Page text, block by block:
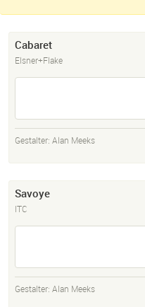
Cabaret
Elsner+Flake
Gestalter: Alan Meeks
Savoye
ITC
Gestalter: Alan Meeks